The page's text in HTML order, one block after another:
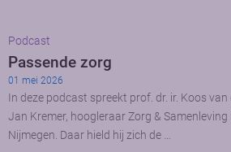
Podcast
Passende zorg
01 mei 2026
In deze podcast spreekt prof. dr. ir. Koos
Jan Kremer, hoogleraar Zorg &
Nijmegen. Daar hield hij zich de …